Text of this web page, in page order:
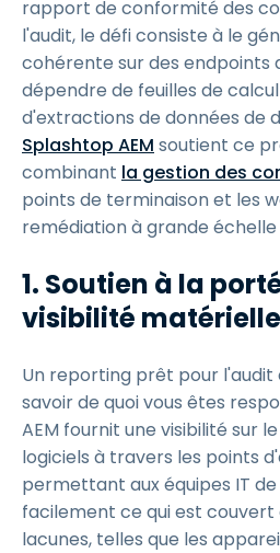
rapport de conformité des
l'audit, le défi consiste à le
cohérente sur des endpoints
dépendre de feuilles de
d'extractions de données de
Splashtop AEM soutient ce
combinant la gestion des
points de terminaison et les
remédiation à grande échelle
1. Soutien à la
visibilité
Un reporting prêt pour
savoir de quoi vous êtes
AEM fournit une visibilité sur
logiciels à travers les points
permettant aux équipes IT
facilement ce qui est couvert
lacunes, telles que les